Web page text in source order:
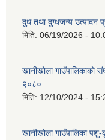
दुध तथा दुग्धजन्य उत्पादन
मिति: 06/19/2026 -
खानीखोला गाउँपालिकाको
२०८०
मिति: 12/10/2024 -
खानीखोला गाउँपालिका पशु-